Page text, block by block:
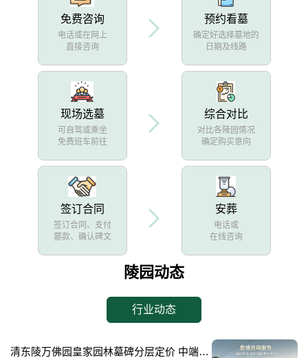
免费咨询
电话或在网上
直接咨询
预约看墓
确定好选择墓地的
日期及线路
现场选墓
可自驾或乘坐
免费班车前往
综合对比
对比各陵园情况
确定购买意向
签订合同
签订合同、支付
墓款、确认碑文
安葬
电话或
在线咨询
陵园动态
行业动态
清东陵万佛园皇家园林墓碑分层定价 中端墓位限时大额让利详解及优惠活动